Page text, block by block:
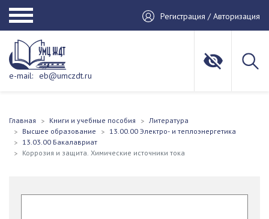
Регистрация / Авторизация
e-mail: eb@umczdt.ru
Главная Книги и учебные пособия
Литература
Высшее образование
13.00.00 Электро- и теплоэнергетика
13.03.00 Бакалавриат
Коррозия и защита. Химические источники тока